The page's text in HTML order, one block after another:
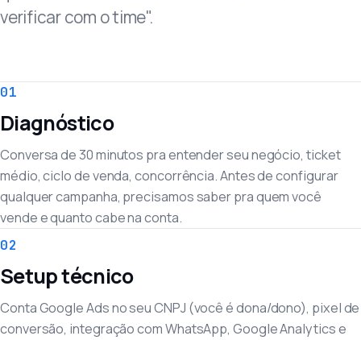
verificar com o time".
01
Diagnóstico
Conversa de 30 minutos pra entender seu negócio, ticket
médio, ciclo de venda, concorrência. Antes de configurar
qualquer campanha, precisamos saber pra quem você
vende e quanto cabe na conta.
02
Setup técnico
Conta Google Ads no seu CNPJ (você é dona/dono), pixel de
conversão, integração com WhatsApp, Google Analytics e